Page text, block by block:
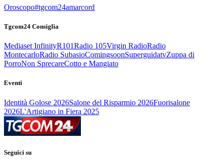
Oroscopo#tgcom24amarcord
Tgcom24 Consiglia
Mediaset InfinityR101Radio 105Virgin RadioRadio
MontecarloRadio SubasioComingsoonSuperguidatvZuppa di
PorroNon SprecareCotto e Mangiato
Eventi
Identità Golose 2026Salone del Risparmio 2026Fuorisalone
2026L'Artigiano in Fiera 2025
Seguici su